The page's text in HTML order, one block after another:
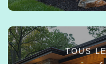
TOUS